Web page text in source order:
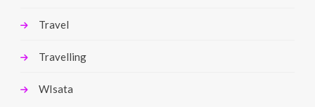
Travel
Travelling
WIsata